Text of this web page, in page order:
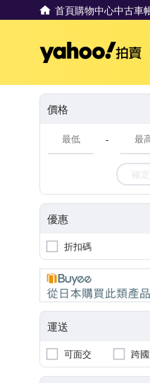
首頁購物中心中古車
價格
-
確定
優惠
折扣碼
運送
可面交 跨